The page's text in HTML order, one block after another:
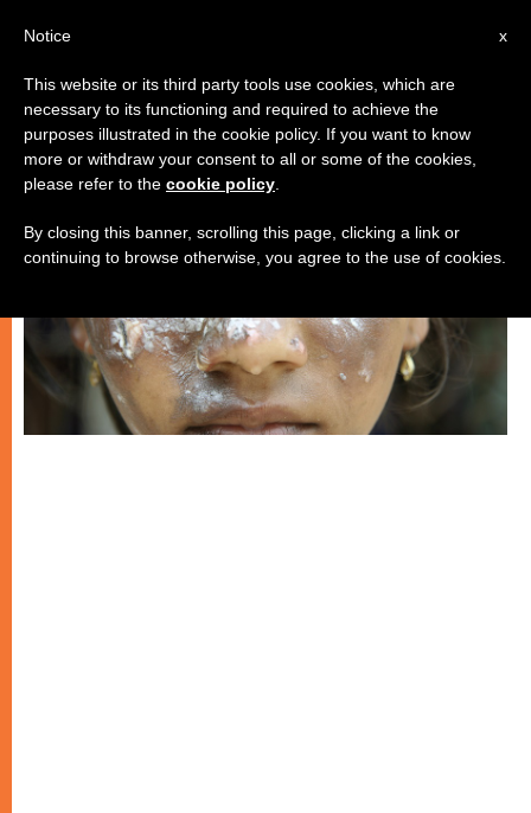
CHIESE LOCALI
x
Notice
This website or its third party tools use cookies, which are
necessary to its functioning and required to achieve the
purposes illustrated in the cookie policy. If you want to know
more or withdraw your consent to all or some of the cookies,
please refer to the cookie policy
By closing this banner, scrolling this page, clicking a link or
continuing to browse otherwise, you agree to the use of cookies.